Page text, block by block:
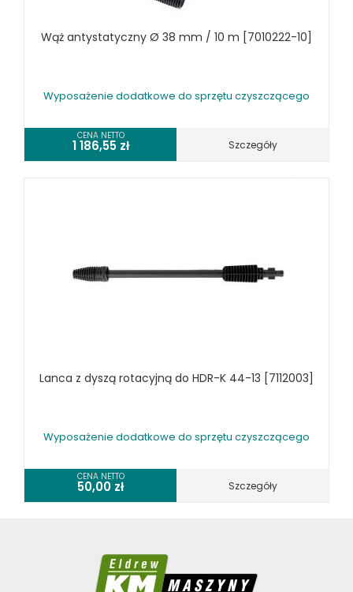
Wąż antystatyczny Ø 38 mm / 10 m [7010222-10]
Wyposażenie dodatkowe do sprzętu czyszczącego
CENA NETTO
1 186,55 zł Szczegóły
Lanca z dyszą rotacyjną do HDR-K 44-13 [7112003]
Wyposażenie dodatkowe do sprzętu czyszczącego
CENA NETTO
50,00 zł Szczegóły